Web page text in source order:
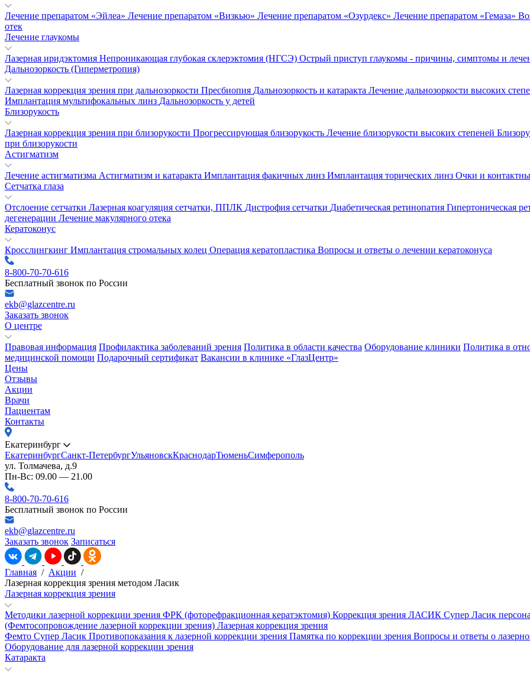
Лечение препаратом «Эйлеа» Лечение препаратом «Визкью» Лечение препаратом «Озурдекс» Лечение препаратом «Гемаза»
отек
Лечение глаукомы
Лазерная иридэктомия Непроникающая глубокая склерэктомия (НГСЭ) Острый приступ глаукомы - причины, симптомы и
Дальнозоркость (Гиперметропия)
Лазерная коррекция зрения при дальнозоркости Пресбиопия Дальнозоркость и катаракта Лечение дальнозоркости высоких
Имплантация мультифокальных линз Дальнозоркость у детей
Близорукость
Лазерная коррекция зрения при близорукости Прогрессирующая близорукость Лечение близорукости высоких степеней
при близорукости
Астигматизм
Лечение астигматизма Астигматизм и катаракта Имплантация факичных линз Имплантация торических линз Очки и
Сетчатка глаза
Отслоение сетчатки Лазерная коагуляция сетчатки, ППЛК Дистрофия сетчатки Диабетическая ретинопатия Гипертоническая
дегенерации Лечение макулярного отека
Кератоконус
Кросслингкинг Имплантация стромальных колец Операция кератопластика Вопросы и ответы о лечении кератоконуса
8-800-70-70-616
Бесплатный звонок по России
ekb@glazcentre.ru
Заказать звонок
О центре
Правовая информация Профилактика заболеваний зрения Политика в области качества Оборудование клиники Политика в
медицинской помощи Подарочный сертификат Вакансии в клинике «ГлазЦентр»
Цены
Отзывы
Акции
Врачи
Пациентам
Контакты
Екатеринбург
ЕкатеринбургСанкт-ПетербургУльяновскКраснодарТюменьСимферополь
ул. Толмачева, д.9
Пн-Вс: 09.00 — 21.00
8-800-70-70-616
Бесплатный звонок по России
ekb@glazcentre.ru
Заказать звонок Записаться
Главная / Акции /
Лазерная коррекция зрения методом Ласик
Лазерная коррекция зрения
Методики лазерной коррекции зрения ФРК (фоторефракционная кератэктомия) Коррекция зрения ЛАСИК Супер Ласик
(Фемтосопровождение лазерной коррекции зрения) Лазерная коррекция зрения
Фемто Супер Ласик Противопоказания к лазерной коррекции зрения Памятка по коррекции зрения Вопросы и ответы о
Оборудование для лазерной коррекции зрения
Катаракта